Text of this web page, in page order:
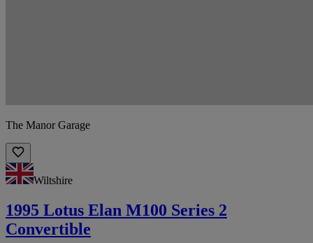
The Manor Garage
Wiltshire
1995 Lotus Elan M100 Series 2
Convertible